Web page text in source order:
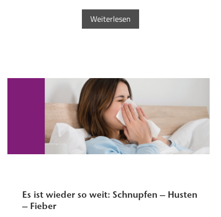
Weiterlesen
Es ist wieder so weit: Schnupfen – Husten
– Fieber